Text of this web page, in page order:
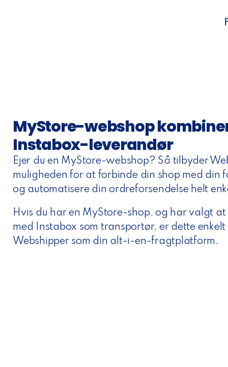
MyStore-webshop
Instabox-leverandør
Ejer du en MyStore-webshop? Så tilbyder
muligheden for at forbinde din shop med din
og automatisere din ordreforsendelse helt
Hvis du har en MyStore-shop, og har valgt
med Instabox som transportør, er dette
Webshipper som din alt-i-en-fragtplatform.